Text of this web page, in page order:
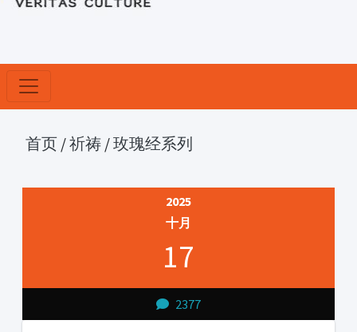
首页 /祈祷 /玫瑰经系列
2025
十月
17
2377